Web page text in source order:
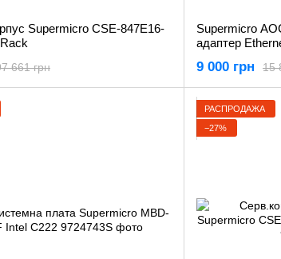
Supermicro CSE-847E16-
661 грн
Supermicro
адаптер
фактор
15
9 000 грн
РАСПРОДАЖА
−27%